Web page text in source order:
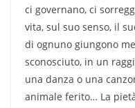
ci governano, ci
vita, sul suo senso, il
di ognuno giungono
sconosciuto, in un
una danza o una
animale ferito… La